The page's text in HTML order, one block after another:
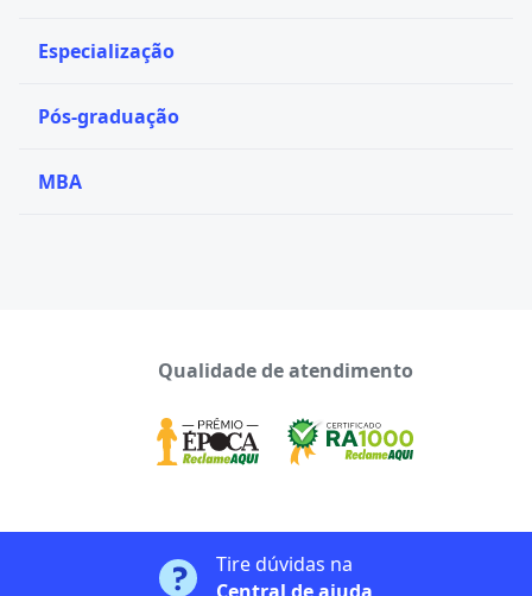
Especialização
Pós-graduação
MBA
Qualidade de atendimento
Tire dúvidas na